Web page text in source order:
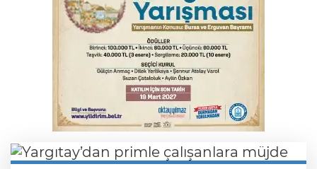
MSB: YAŞ kararları devletimize ve
milletimize hayırlı olsun
Osmangazi’de kaldırım işgaline geçit yok
Osmangazi’de iş arayanlara destek